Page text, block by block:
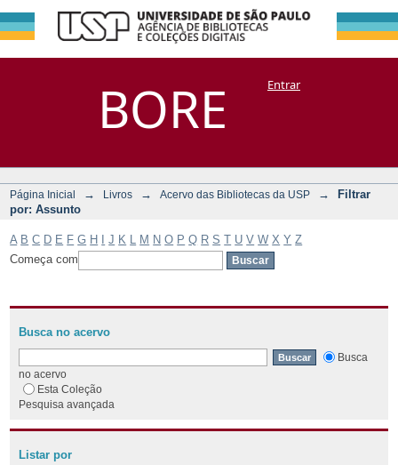
BORE
Filtrar por:
Assunto
DSpace/Manakin + CoriscoEntrar
Página Inicial → Livros → Acervo das Bibliotecas da USP →
Filtrar
por: Assunto
A B C D E F G H J K M N O P Q R S T U V W X Y Z
Começa com
Busca no acervo
Busca
no acervo
Esta Coleção
Pesquisa avançada
Listar por